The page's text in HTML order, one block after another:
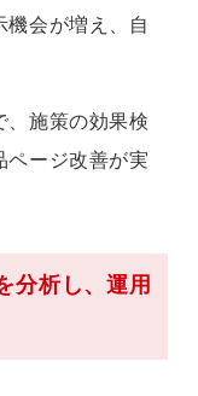
機会が増え、自
、施策の効果検
ページ改善が実
分析し、運用